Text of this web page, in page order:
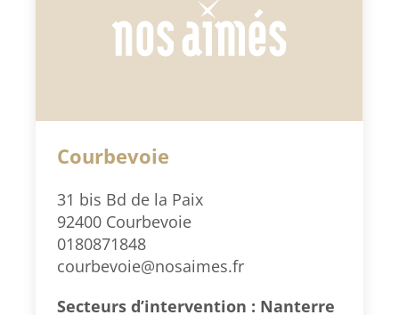
Courbevoie
31 bis Bd de la Paix
92400 Courbevoie
0180871848
courbevoie@nosaimes.fr
Secteurs d’intervention : Nanterre